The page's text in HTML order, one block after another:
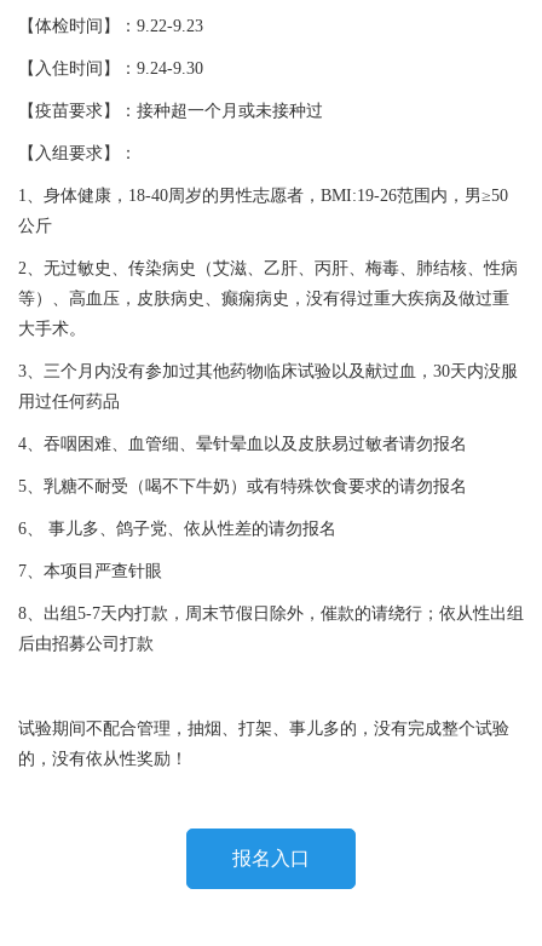
【体检时间】：9.22-9.23
【入住时间】：9.24-9.30
【疫苗要求】：接种超一个月或未接种过
【入组要求】：
1、身体健康，18-40周岁的男性志愿者，BMI:19-26范围内，男≥50
公斤
2、无过敏史、传染病史（艾滋、乙肝、丙肝、梅毒、肺结核、性病
等）、高血压，皮肤病史、癫痫病史，没有得过重大疾病及做过重
大手术。
3、三个月内没有参加过其他药物临床试验以及献过血，30天内没服
用过任何药品
4、吞咽困难、血管细、晕针晕血以及皮肤易过敏者请勿报名
5、乳糖不耐受（喝不下牛奶）或有特殊饮食要求的请勿报名
6、 事儿多、鸽子党、依从性差的请勿报名
7、本项目严查针眼
8、出组5-7天内打款，周末节假日除外，催款的请绕行；依从性出组
后由招募公司打款
试验期间不配合管理，抽烟、打架、事儿多的，没有完成整个试验
的，没有依从性奖励！
报名入口